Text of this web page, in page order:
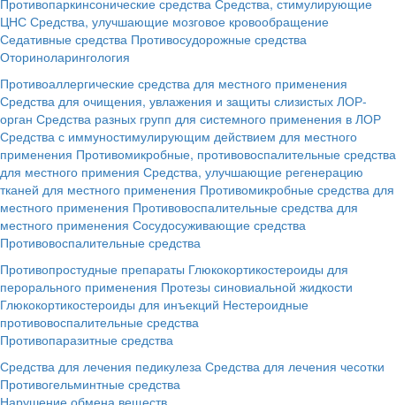
ЦНС Средства, улучшающие мозговое кровообращение
Седативные средства Противосудорожные средства
Оториноларингология
Противоаллергические средства для местного применения
Средства для очищения, увлажения и защиты слизистых ЛОР-
орган Средства разных групп для системного применения в ЛОР
Средства с иммуностимулирующим действием для местного
применения Противомикробные, противовоспалительные средства
для местного примения Средства, улучшающие регенерацию
тканей для местного применения Противомикробные средства для
местного применения Противовоспалительные средства для
местного применения Сосудосуживающие средства
Противовоспалительные средства
Противопростудные препараты Глюкокортикостероиды для
перорального применения Протезы синовиальной жидкости
Глюкокортикостероиды для инъекций Нестероидные
противовоспалительные средства
Противопаразитные средства
Средства для лечения педикулеза Средства для лечения чесотки
Противогельминтные средства
Нарушение обмена веществ